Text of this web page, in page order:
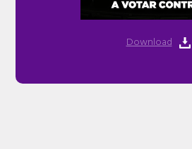
Download